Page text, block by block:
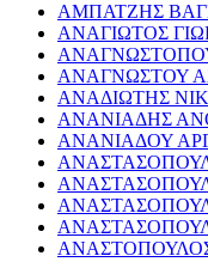
ΑΜΠΑΤΖΗΣ
ΑΝΑΓΙΩΤΟΣ
ΑΝΑΓΝΩΣΤΟΥ
ΑΝΑΔΙΩΤΗΣ
ΑΝΑΝΙΑΔΗΣ
ΑΝΑΝΙΑΔΟΥ